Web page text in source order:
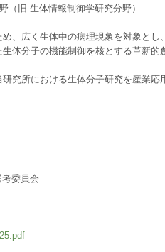
（旧 生体情報制御学研究分野）
、広く生体中の病理現象を対象とし
体分子の機能制御を核とする革新的
究所における生体分子研究を産業応
委員会